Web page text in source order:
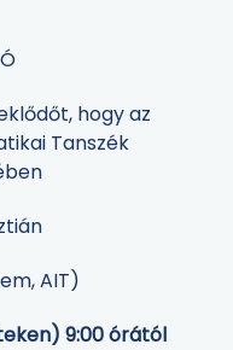
hogy az
Tanszék
AIT)
9:00 órától